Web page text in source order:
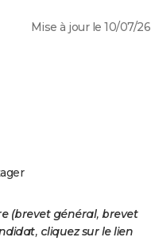
Mise à jour le 10/07/26
(brevet général, brevet
cliquez sur le lien